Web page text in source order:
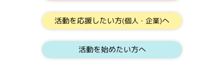
活動を応援したい方(個人・企業)へ
活動を始めたい方へ